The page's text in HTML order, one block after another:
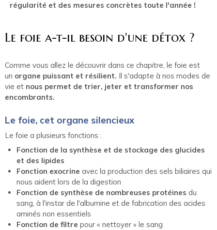
régularité et des mesures concrètes toute l'année !
Le foie a-t-il besoin d'une détox ?
Comme vous allez le découvrir dans ce chapitre, le foie est
un organe puissant et résilient. Il s'adapte à nos modes de
vie et nous permet de trier, jeter et transformer nos
encombrants.
Le foie, cet organe silencieux
Le foie a plusieurs fonctions :
Fonction de la synthèse et de stockage des glucides
et des lipides
Fonction exocrine avec la production des sels biliaires qui
nous aident lors de la digestion
Fonction de synthèse de nombreuses protéines du
sang, à l'instar de l'albumine et de fabrication des acides
aminés non essentiels
Fonction de filtre pour « nettoyer » le sang